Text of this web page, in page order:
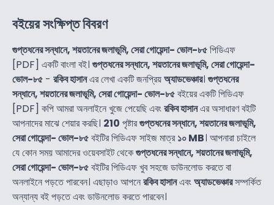
বইয়ের সংক্ষিপ্ত বিবরণ
গুপ্তধনের সন্ধানে, শয়তানের জলাভূমি, সেরা গোয়েন্দা- ভোল-৮৫পিডিএফ
[PDF] একটি বাংলা বই। গুপ্তধনের সন্ধানে, শয়তানের জলাভূমি, সেরা গোয়েন্দা-
ভোল-৮৫ - রকিব হাসানএর লেখা একটি জনপ্রিয়অ্যাডভেঞ্চার। গুপ্তধনের
সন্ধানে, শয়তানের জলাভূমি, সেরা গোয়েন্দা- ভোল-৮৫বইয়ের একটি পিডিএফ
[PDF] কপি আমরা অনলাইনে খুজে পেয়েছি এবংরকিব হাসানএর অসাধারণ বইটি
আপনাদের মাঝে শেয়ার করছি। 210 পৃষ্টারগুপ্তধনের সন্ধানে, শয়তানের জলাভূমি,
সেরা গোয়েন্দা- ভোল-৮৫বইটির পিডিএফ সাইজ মাত্র১০ MB। আপনারা চাইলে
যে কোন সময় আমাদের ওয়েবসাইট থেকেগুপ্তধনের সন্ধানে, শয়তানের জলাভূমি,
সেরা গোয়েন্দা- ভোল-৮৫বইটির পিডিএফ খুব সহজে ডাউনলোড করতে বা
অনলাইনে পড়তে পারবেন। এছাড়াও আপনেরকিব হাসানএবংঅ্যাডভেঞ্চারসম্পর্কিত
অন্যান্য বই পড়তে এবং ডাউনলোড করতে পারবেন।